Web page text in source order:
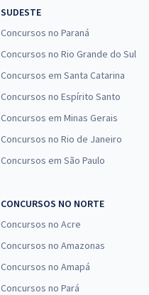
SUDESTE
Concursos no Paraná
Concursos no Rio Grande do Sul
Concursos em Santa Catarina
Concursos no Espírito Santo
Concursos em Minas Gerais
Concursos no Rio de Janeiro
Concursos em São Paulo
CONCURSOS NO NORTE
Concursos no Acre
Concursos no Amazonas
Concursos no Amapá
Concursos no Pará